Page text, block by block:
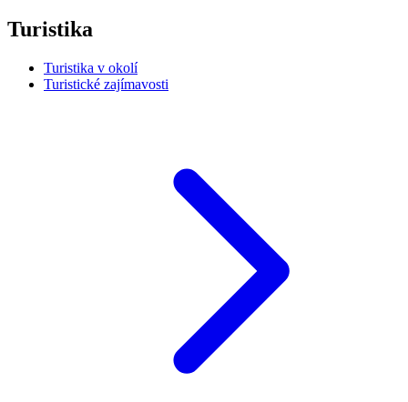
Turistika
Turistika v okolí
Turistické zajímavosti